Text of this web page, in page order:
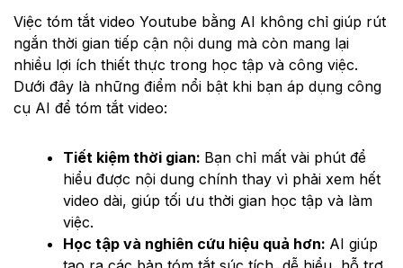
Việc tóm tắt video Youtube bằng AI không chỉ giúp rút
ngắn thời gian tiếp cận nội dung mà còn mang lại
nhiều lợi ích thiết thực trong học tập và công việc.
Dưới đây là những điểm nổi bật khi bạn áp dụng công
cụ AI để tóm tắt video:
Tiết kiệm thời gian: Bạn chỉ mất vài phút để
hiểu được nội dung chính thay vì phải xem hết
video dài, giúp tối ưu thời gian học tập và làm
việc.
Học tập và nghiên cứu hiệu quả hơn: AI giúp